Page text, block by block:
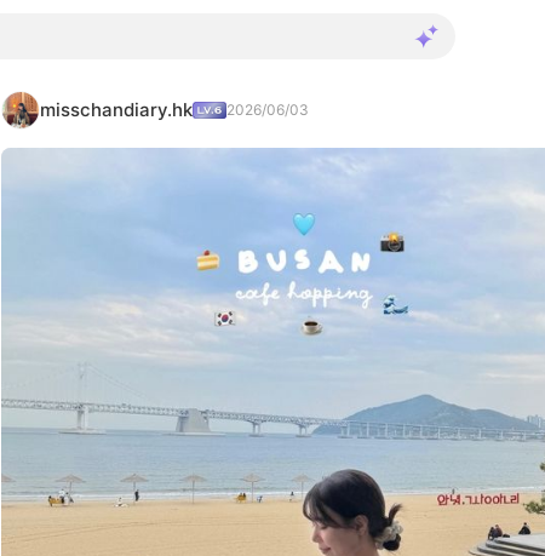
misschandiary.hk 2026/06/03